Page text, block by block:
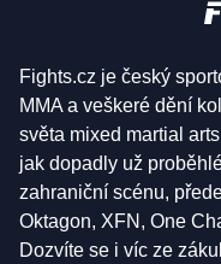
Fights.cz je český
MMA a veškeré dění
světa mixed martial
jak dopadly už
zahraniční scénu,
Oktagon, XFN, One
Dozvíte se i víc ze